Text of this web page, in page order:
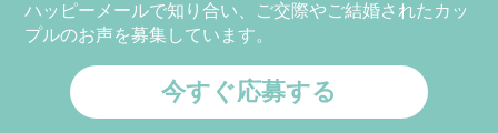
ハッピーメールで知り合い、ご交際やご結婚されたカッ
プルのお声を募集しています。
今すぐ応募する